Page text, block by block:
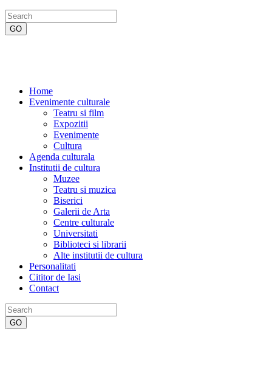
Home
Evenimente culturale
Teatru si film
Expozitii
Evenimente
Cultura
Agenda culturala
Institutii de cultura
Muzee
Teatru si muzica
Biserici
Galerii de Arta
Centre culturale
Universitati
Biblioteci si librarii
Alte institutii de cultura
Personalitati
Cititor de Iasi
Contact